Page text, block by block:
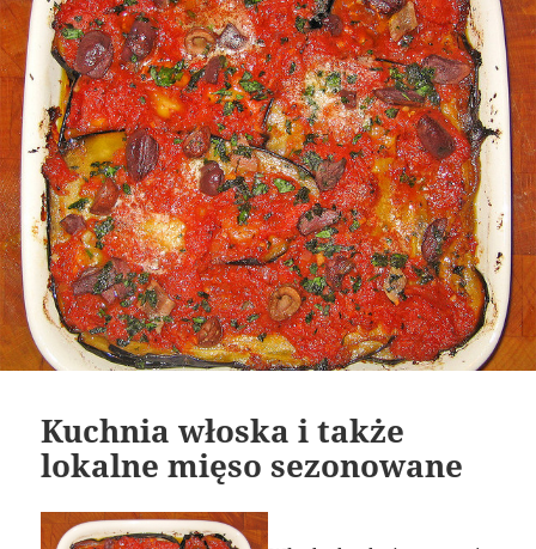
Kuchnia włoska i także
lokalne mięso sezonowane